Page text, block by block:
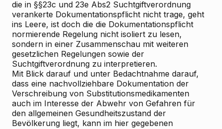
die in §§23c und 23e Abs2 Suchtgiftverordnung
verankerte Dokumentationspflicht nicht trage, geht
ins Leere, ist doch die die Dokumentationspflicht
normierende Regelung nicht isoliert zu lesen,
sondern in einer Zusammenschau mit weiteren
gesetzlichen Regelungen sowie der
Suchtgiftverordnung zu interpretieren.
Mit Blick darauf und unter Bedachtnahme darauf,
dass eine nachvollziehbare Dokumentation der
Verschreibung von Substitutionsmedikamenten
auch im Interesse der Abwehr von Gefahren für
den allgemeinen Gesundheitszustand der
Bevölkerung liegt, kann im hier gegebenen